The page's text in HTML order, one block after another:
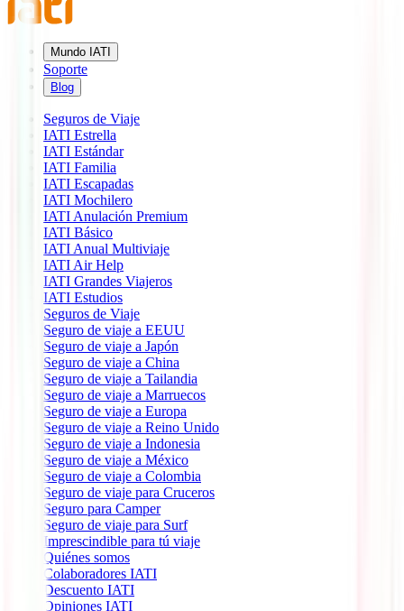
Mundo IATI
Soporte
Blog
Seguros de Viaje
IATI Estrella
IATI Estándar
IATI Familia
IATI Escapadas
IATI Mochilero
IATI Anulación Premium
IATI Básico
IATI Anual Multiviaje
IATI Air Help
IATI Grandes Viajeros
IATI Estudios
Seguros de Viaje
Seguro de viaje a EEUU
Seguro de viaje a Japón
Seguro de viaje a China
Seguro de viaje a Tailandia
Seguro de viaje a Marruecos
Seguro de viaje a Europa
Seguro de viaje a Reino Unido
Seguro de viaje a Indonesia
Seguro de viaje a México
Seguro de viaje a Colombia
Seguro de viaje para Cruceros
Seguro para Camper
Seguro de viaje para Surf
Imprescindible para tú viaje
Quiénes somos
Colaboradores IATI
Descuento IATI
Opiniones IATI